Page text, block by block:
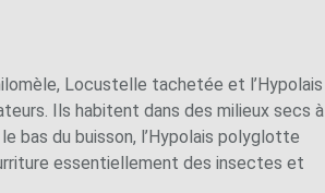
Locustelle tachetée et l’Hypolais
Ils habitent dans des milieux secs à
bas du buisson, l’Hypolais polyglotte
essentiellement des insectes et